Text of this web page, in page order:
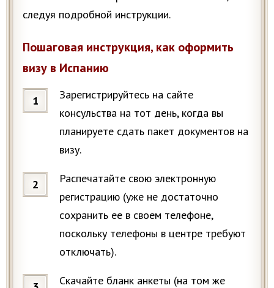
следуя подробной инструкции.
Пошаговая инструкция, как оформить
визу в Испанию
Зарегистрируйтесь на сайте
консульства на тот день, когда вы
планируете сдать пакет документов на
визу.
Распечатайте свою электронную
регистрацию (уже не достаточно
сохранить ее в своем телефоне,
поскольку телефоны в центре требуют
отключать).
Скачайте бланк анкеты (на том же